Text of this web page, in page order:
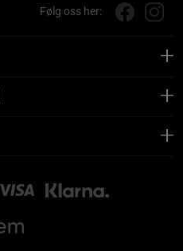
Følg oss her: